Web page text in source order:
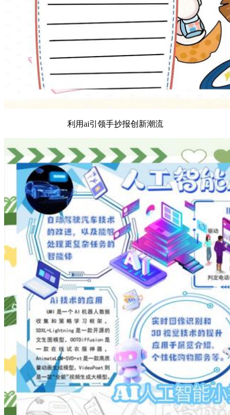
利用ai引领手抄报创新潮流